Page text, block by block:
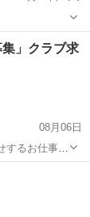
」クラブ求
08月06日
するお仕事は
お渡し 一緒
とはひとつ